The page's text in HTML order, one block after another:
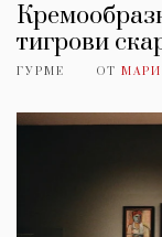
тигрови
ГУРМЕ ОТ